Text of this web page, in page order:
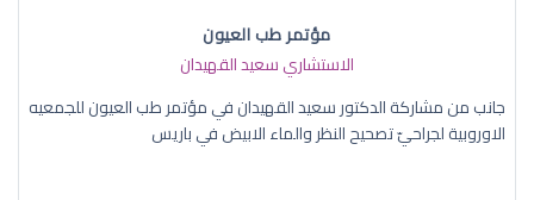
مؤتمر طب العيون
الاستشاري سعيد القهيدان
جانب من مشاركة الدكتور سعيد القهيدان في مؤتمر طب العيون للجمعيه
الاوروبية لجراحيّ تصحيح النظر والماء الابيض في باريس